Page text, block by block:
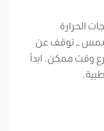
الحرارة
شمس – توقف عن
وقت ممكن. ابدأ